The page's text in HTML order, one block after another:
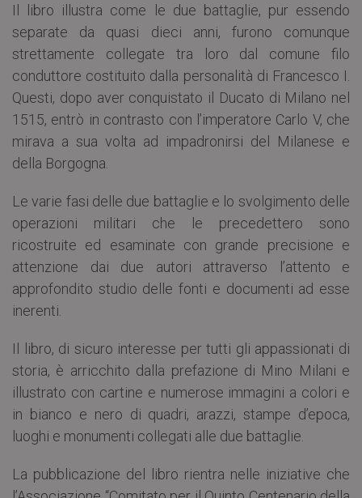
Il libro illustra come le due battaglie, pur essendo
separate da quasi dieci anni, furono comunque
strettamente collegate tra loro dal comune filo
conduttore costituito dalla personalità di Francesco I.
Questi, dopo aver conquistato il Ducato di Milano nel
1515, entrò in contrasto con l’imperatore Carlo V, che
mirava a sua volta ad impadronirsi del Milanese e
della Borgogna.
Le varie fasi delle due battaglie e lo svolgimento delle
operazioni militari che le precedettero sono
ricostruite ed esaminate con grande precisione e
attenzione dai due autori attraverso l’attento e
approfondito studio delle fonti e documenti ad esse
inerenti.
Il libro, di sicuro interesse per tutti gli appassionati di
storia, è arricchito dalla prefazione di Mino Milani e
illustrato con cartine e numerose immagini a colori e
in bianco e nero di quadri, arazzi, stampe d’epoca,
luoghi e monumenti collegati alle due battaglie.
La pubblicazione del libro rientra nelle iniziative che